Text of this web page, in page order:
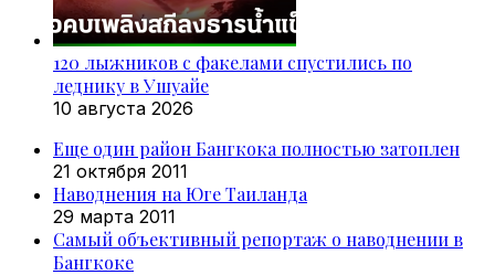
120 лыжников с факелами спустились по
леднику в Ушуайе
10 августа 2026
Еще один район Бангкока полностью затоплен
21 октября 2011
Наводнения на Юге Таиланда
29 марта 2011
Самый объективный репортаж о наводнении в
Бангкоке